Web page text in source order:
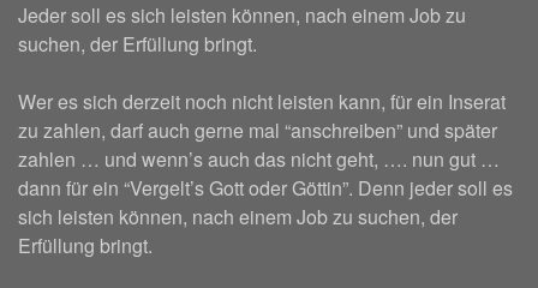
Jeder soll es sich leisten können, nach einem Job zu
suchen, der Erfüllung bringt.
Wer es sich derzeit noch nicht leisten kann, für ein Inserat
zu zahlen, darf auch gerne mal “anschreiben” und später
zahlen … und wenn’s auch das nicht geht, …. nun gut …
dann für ein “Vergelt’s Gott oder Göttin”. Denn jeder soll es
sich leisten können, nach einem Job zu suchen, der
Erfüllung bringt.